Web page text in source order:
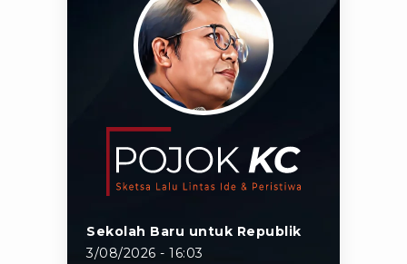
Sekolah Baru untuk Republik
3/08/2026 - 16:03